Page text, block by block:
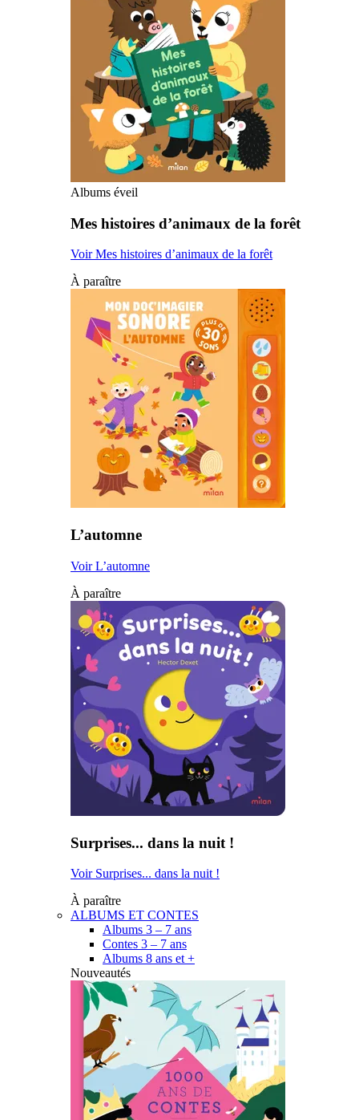
Albums éveil
Mes histoires d’animaux de la forêt
Voir Mes histoires d’animaux de la forêt
À paraître
L’automne
Voir L’automne
À paraître
Surprises... dans la nuit !
Voir Surprises... dans la nuit !
À paraître
ALBUMS ET CONTES
Albums 3 – 7 ans
Contes 3 – 7 ans
Albums 8 ans et +
Nouveautés